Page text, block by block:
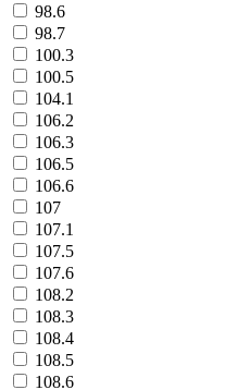
98.6
98.7
100.3
100.5
104.1
106.2
106.3
106.5
106.6
107
107.1
107.5
107.6
108.2
108.3
108.4
108.5
108.6